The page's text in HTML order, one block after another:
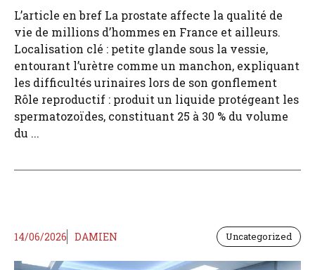
L’article en bref La prostate affecte la qualité de
vie de millions d’hommes en France et ailleurs.
Localisation clé : petite glande sous la vessie,
entourant l’urètre comme un manchon, expliquant
les difficultés urinaires lors de son gonflement
Rôle reproductif : produit un liquide protégeant les
spermatozoïdes, constituant 25 à 30 % du volume
du ...
14/06/2026 DAMIEN Uncategorized